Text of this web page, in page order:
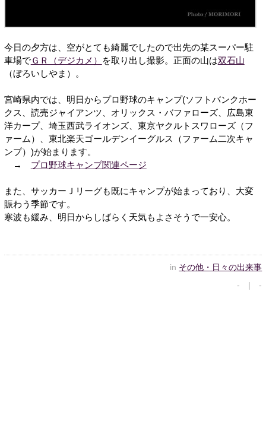
今日の夕方は、空がとても綺麗でしたので出先の某スーパー駐
車場でＧＲ（デジカメ） を取り出し撮影。正面の山は双石山
（ぼろいしやま）。
宮崎県内では、明日からプロ野球のキャンプ(ソフトバンクホー
クス、読売ジャイアンツ、オリックス・バファローズ、広島東
洋カープ、埼玉西武ライオンズ、東京ヤクルトスワローズ（フ
ァーム）、東北楽天ゴールデンイーグルス（ファーム二次キャ
ンプ）)が始まります。
→ プロ野球キャンプ関連ページ
また、サッカーＪリーグも既にキャンプが始まっており、大変
賑わう季節です。
寒波も緩み、明日からしばらく天気もよさそうで一安心。
in その他・日々の出来事
- | -